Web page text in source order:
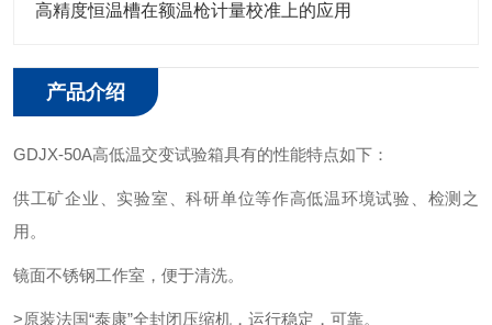
高精度恒温槽在额温枪计量校准上的应用
产品介绍
GDJX-50A高低温交变试验箱具有的性能特点如下：
供工矿企业、实验室、科研单位等作高低温环境试验、检测之
用。
镜面不锈钢工作室，便于清洗。
>原装法国“泰康”全封闭压缩机，运行稳定，可靠。